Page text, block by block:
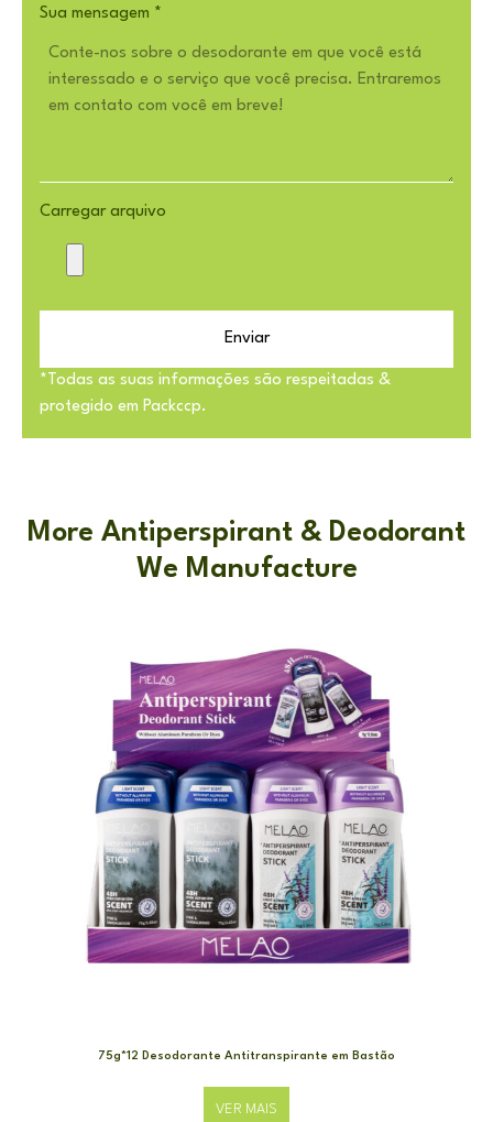
Sua mensagem *
Carregar arquivo
Enviar
*Todas as suas informações são respeitadas &
protegido em Packccp.
More Antiperspirant & Deodorant
We Manufacture
75g*12 Desodorante Antitranspirante em Bastão
VER MAIS